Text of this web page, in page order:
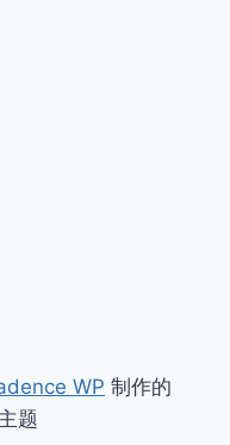
WP 制作的
题